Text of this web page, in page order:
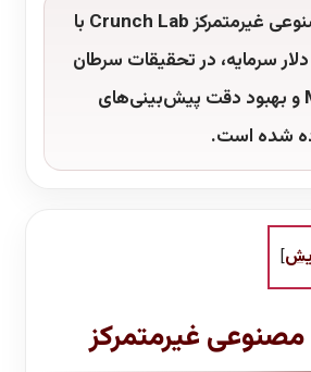
شبکه هوش مصنوعی غیرمتمرکز Crunch Lab با
دلار سرمایه، در تحقیقات سرطان
در هاروارد و MIT و بهبود دقت پیش‌بینی‌های
شده است.
]
غیرمتمرکز